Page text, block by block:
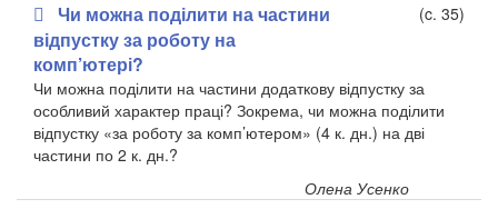
Чи можна поділити на частини
відпустку за роботу на
комп’ютері?
(c. 35)
Чи можна поділити на частини додаткову відпустку за
особливий характер праці? Зокрема, чи можна поділити
відпустку «за роботу за комп’ютером» (4 к. дн.) на дві
частини по 2 к. дн.?
Олена Усенко